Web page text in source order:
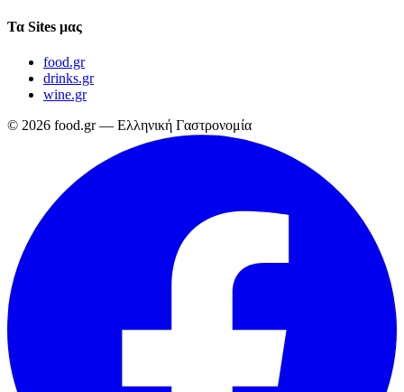
Τα Sites μας
food.gr
drinks.gr
wine.gr
© 2026 food.gr — Ελληνική Γαστρονομία